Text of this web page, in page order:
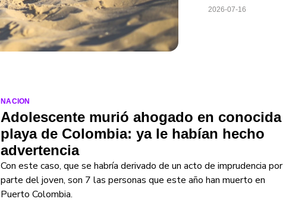
2026-07-16
NACION
Adolescente murió ahogado en conocida
playa de Colombia: ya le habían hecho
advertencia
Con este caso, que se habría derivado de un acto de imprudencia por
parte del joven, son 7 las personas que este año han muerto en
Puerto Colombia.